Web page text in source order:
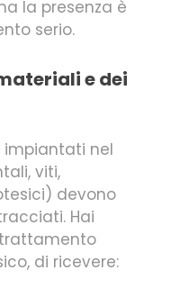
la presenza è
serio.
e dei
impiantati nel
viti,
devono
Hai
di ricevere: